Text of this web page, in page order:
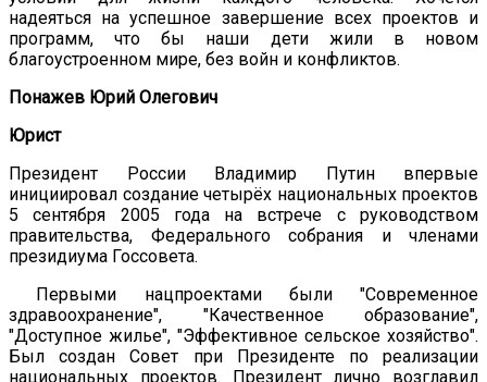
надеяться на успешное завершение всех проектов и
программ, что бы наши дети жили в новом
благоустроенном мире, без войн и конфликтов.
Понажев Юрий Олегович
Юрист
Президент России Владимир Путин впервые
инициировал создание четырёх национальных проектов
5 сентября 2005 года на встрече с руководством
правительства, Федерального собрания и членами
президиума Госсовета.
Первыми нацпроектами были "Современное
здравоохранение", "Качественное образование",
"Доступное жилье", "Эффективное сельское хозяйство".
Был создан Совет при Президенте по реализации
национальных проектов. Президент лично возглавил